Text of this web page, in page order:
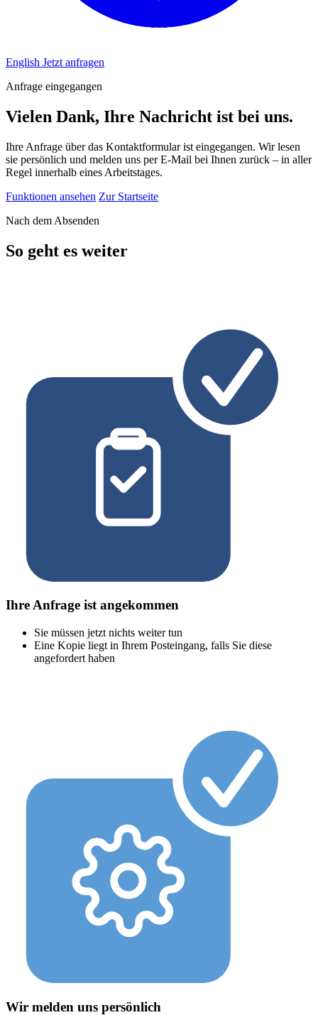
English Jetzt anfragen
Anfrage eingegangen
Vielen Dank, Ihre Nachricht ist bei uns.
Ihre Anfrage über das Kontaktformular ist eingegangen. Wir lesen
sie persönlich und melden uns per E-Mail bei Ihnen zurück – in aller
Regel innerhalb eines Arbeitstages.
Funktionen ansehen Zur Startseite
Nach dem Absenden
So geht es weiter
Ihre Anfrage ist angekommen
Sie müssen jetzt nichts weiter tun
Eine Kopie liegt in Ihrem Posteingang, falls Sie diese
angefordert haben
Wir melden uns persönlich